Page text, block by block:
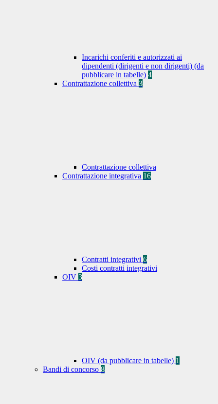
Incarichi conferiti e autorizzati ai
dipendenti (dirigenti e non dirigenti) (da
pubblicare in tabelle) 4
Contrattazione collettiva 3
Contrattazione collettiva
Contrattazione integrativa 16
Contratti integrativi 6
Costi contratti integrativi
OIV 3
OIV (da pubblicare in tabelle) 1
Bandi di concorso 8